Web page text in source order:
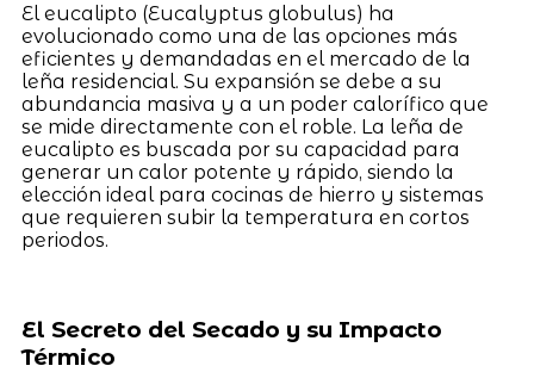
El eucalipto (Eucalyptus globulus) ha
evolucionado como una de las opciones más
eficientes y demandadas en el mercado de la
leña residencial. Su expansión se debe a su
abundancia masiva y a un poder calorífico que
se mide directamente con el roble. La leña de
eucalipto es buscada por su capacidad para
generar un calor potente y rápido, siendo la
elección ideal para cocinas de hierro y sistemas
que requieren subir la temperatura en cortos
periodos.
El Secreto del Secado y su Impacto
Térmico